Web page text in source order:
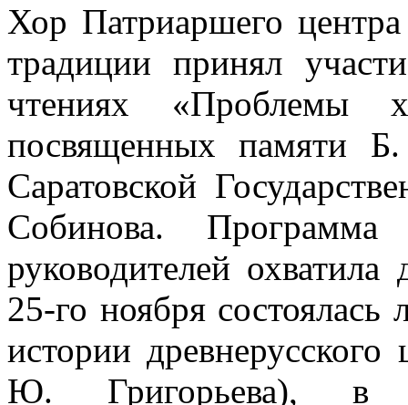
Хор Патриаршего
традиции принял
чтениях «Проблемы
посвященных памяти
Саратовской
Собинова.
руководителей
25-го ноября
истории
Ю. Григорьева), в